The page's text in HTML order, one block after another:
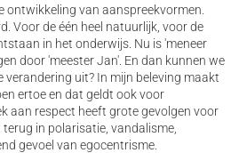
ontwikkeling van aanspreekvormen.
Voor de één heel natuurlijk, voor de
in het onderwijs. Nu is 'meneer
door 'meester Jan'. En dan kunnen we
verandering uit? In mijn beleving maakt
ertoe en dat geldt ook voor
aan respect heeft grote gevolgen voor
in polarisatie, vandalisme,
gevoel van egocentrisme.